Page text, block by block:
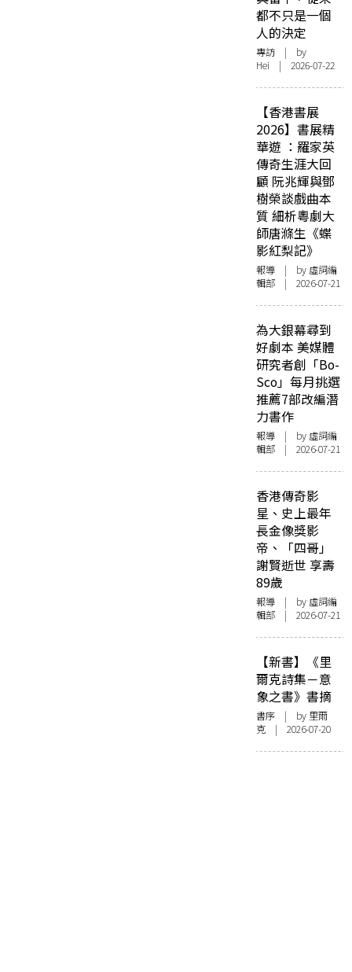
都不只是一個
人的決定
專訪 | by
Hei | 2026-07-22
【香港書展
2026】書展精
華遊 ：羅家英
傳奇生涯大回
顧 阮兆輝與鄧
樹榮談戲曲本
質 細析粵劇大
師唐滌生《蝶
影紅梨記》
報導 | by 虛詞編
輯部 | 2026-07-21
為大銀幕尋到
好劇本 美媒體
研究者創「Bo-
Sco」每月挑選
推薦7部改編潛
力書作
報導 | by 虛詞編
輯部 | 2026-07-21
香港傳奇影
星、史上最年
長金像獎影
帝、「四哥」
謝賢逝世 享壽
89歲
報導 | by 虛詞編
輯部 | 2026-07-21
【新書】《里
爾克詩集－意
象之書》書摘
書序 | by 里爾
克 | 2026-07-20